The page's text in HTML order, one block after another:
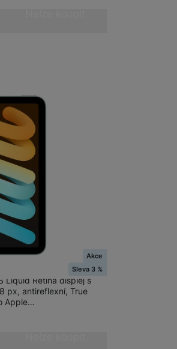
Akce
Sleva 3 %
Liquid Retina displej s
px, antireflexní, True
Apple…